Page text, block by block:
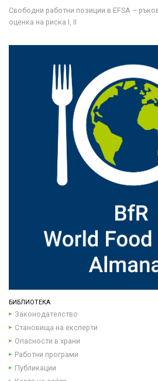
Свободни работни позиции в EFSA –
оценка на риска I, II
БИБЛИОТЕКА
Законодателство
Становища на експерти
Опасности в храни
Работни програми
Публикации